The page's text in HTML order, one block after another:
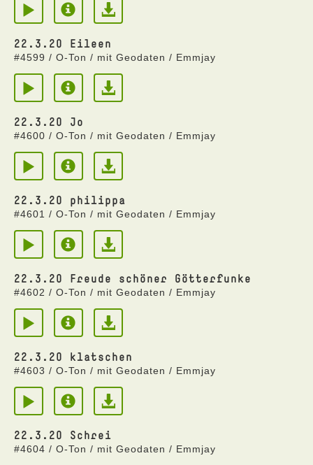
22.3.20 Eileen
#4599 / O-Ton / mit Geodaten / Emmjay
22.3.20 Jo
#4600 / O-Ton / mit Geodaten / Emmjay
22.3.20 philippa
#4601 / O-Ton / mit Geodaten / Emmjay
22.3.20 Freude schöner Götterfunke
#4602 / O-Ton / mit Geodaten / Emmjay
22.3.20 klatschen
#4603 / O-Ton / mit Geodaten / Emmjay
22.3.20 Schrei
#4604 / O-Ton / mit Geodaten / Emmjay